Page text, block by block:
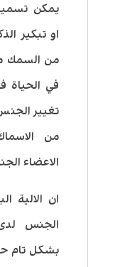
يمكن
او تبكير
من السمك
في الحياة
تغيير
من
الاعضاء
ان الالية
الجنس
بشكل تام